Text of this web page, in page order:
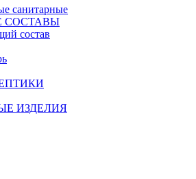
санитарные
СОСТАВЫ
состав
ИЗДЕЛИЯ